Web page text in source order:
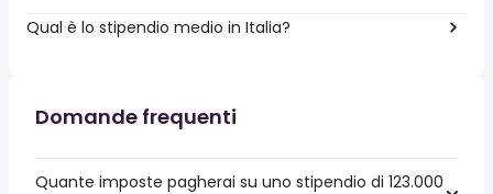
Qual è lo stipendio medio in Italia?
Domande frequenti
Quante imposte pagherai su uno stipendio di 123.000